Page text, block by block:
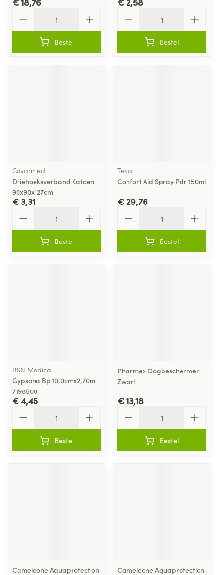
Bestel Bestel
Covarmed
Driehoeksverband Katoen
90x90x127cm
€ 3,31
Bestel
Teva
Confort Aid Spray Pdr 150ml
€ 29,76
Bestel
BSN Medical
Gypsona Bp 10,0cmx2,70m
7198500
€ 4,45
Bestel
Pharmex Oogbeschermer
Zwart
€ 13,18
Bestel
Cameleone Aquaprotection
Cameleone Aquaprotection